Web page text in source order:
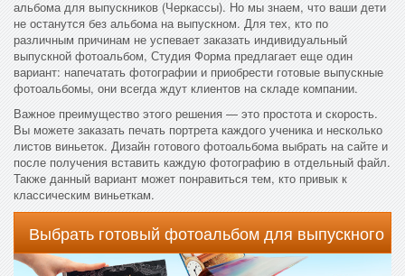
альбома для выпускников (Черкассы). Но мы знаем, что ваши дети
не останутся без альбома на выпускном. Для тех, кто по
различным причинам не успевает заказать индивидуальный
выпускной фотоальбом, Студия Форма предлагает еще один
вариант: напечатать фотографии и приобрести готовые выпускные
фотоальбомы, они всегда ждут клиентов на складе компании.
Важное преимущество этого решения — это простота и скорость.
Вы можете заказать печать портрета каждого ученика и несколько
листов виньеток. Дизайн готового фотоальбома выбрать на сайте и
после получения вставить каждую фотографию в отдельный файл.
Также данный вариант может понравиться тем, кто привык к
классическим виньеткам.
Выбрать готовый фотоальбом для выпускного